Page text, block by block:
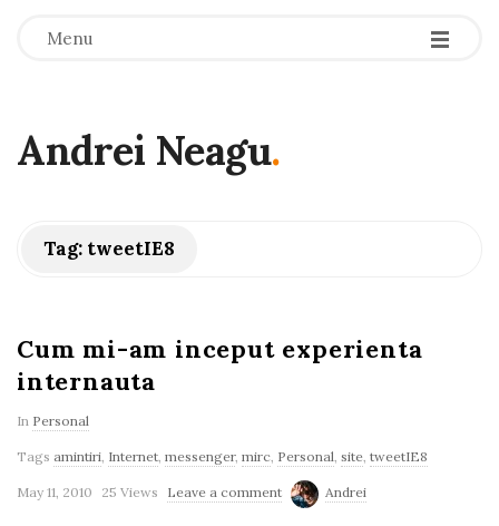
Menu -
-
-
Andrei Neagu.
Tag: tweetIE8
Cum mi-am inceput experienta
internauta
In Personal
Tags amintiri, Internet, messenger, mirc, Personal, site, tweetIE8
May 11, 2010 25 Views Leave a comment Andrei